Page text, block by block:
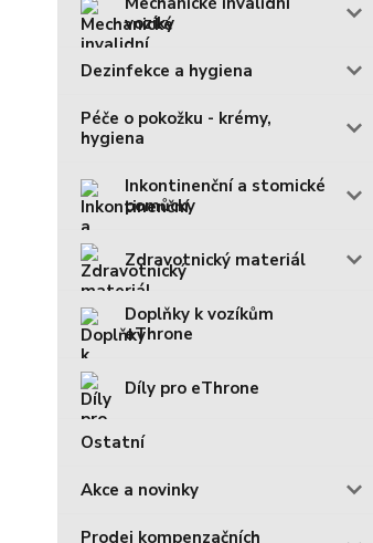
vozíky
Dezinfekce a hygiena
Péče o pokožku - krémy,
hygiena
Inkontinenční a stomické
pomůcky
Zdravotnický materiál
Doplňky k vozíkům
eThrone
Díly pro eThrone
Ostatní
Akce a novinky
Prodej kompenzačních